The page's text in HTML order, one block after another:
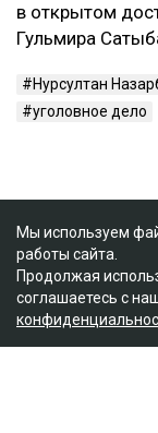
в открытом
Гульмира
Нурсултан
уголовное дело
Мы используем
работы сайта.
Продолжая
соглашаетесь с